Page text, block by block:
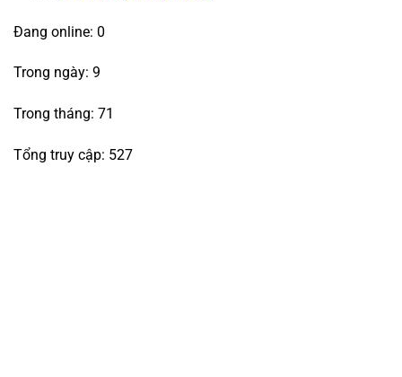
Đang online: 0
Trong ngày: 9
Trong tháng: 71
Tổng truy cập: 527